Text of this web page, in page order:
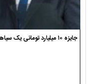
جایزه ۱۰ میلیارد تومانی یک سیاهکلی برای انتقام از ترامپ و نتانیاهو